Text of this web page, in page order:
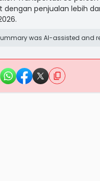
dengan penjualan lebih
was AI-assisted and